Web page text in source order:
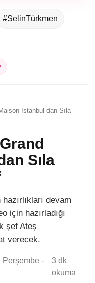
#SelinTürkmen
İstanbul”dan Sıla
Sıla
devam
için hazırladığı
şef Ateş
verecek.
Perşembe -
3 dk
okuma